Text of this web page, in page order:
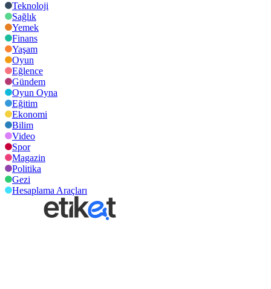
Teknoloji
Sağlık
Yemek
Finans
Yaşam
Oyun
Eğlence
Gündem
Oyun Oyna
Eğitim
Ekonomi
Bilim
Video
Spor
Magazin
Politika
Gezi
Hesaplama Araçları